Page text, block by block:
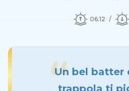
06.12
Un bel batter
trappola ti